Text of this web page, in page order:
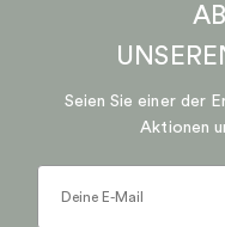
Seien Sie einer der
Aktionen